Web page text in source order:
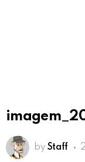
by Staff